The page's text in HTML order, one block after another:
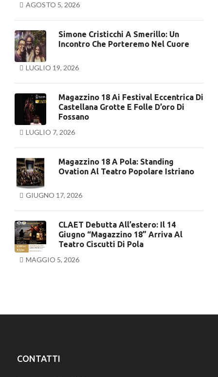
AGOSTO 5, 2026
Simone Cristicchi A Smerillo: Un
Incontro Che Porteremo Nel Cuore
LUGLIO 19, 2026
Magazzino 18 Ai Festival Eccentrica Di
Castellana Grotte E Folle D’oro Di
Fossano
LUGLIO 7, 2026
Magazzino 18 A Pola: Standing
Ovation Al Teatro Popolare Istriano
GIUGNO 17, 2026
CLAET Debutta All’estero: Il 14
Giugno “Magazzino 18” Arriva Al
Teatro Ciscutti Di Pola
MAGGIO 5, 2026
CONTATTI